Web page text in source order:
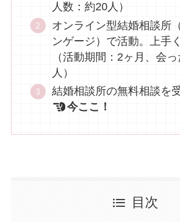
人数：約20人）
オンライン型結婚相談所
ンゲージ）で活動。上手
（活動期間：2ヶ月、会
人）
結婚相談所の無料相談を
今ここ！
目次